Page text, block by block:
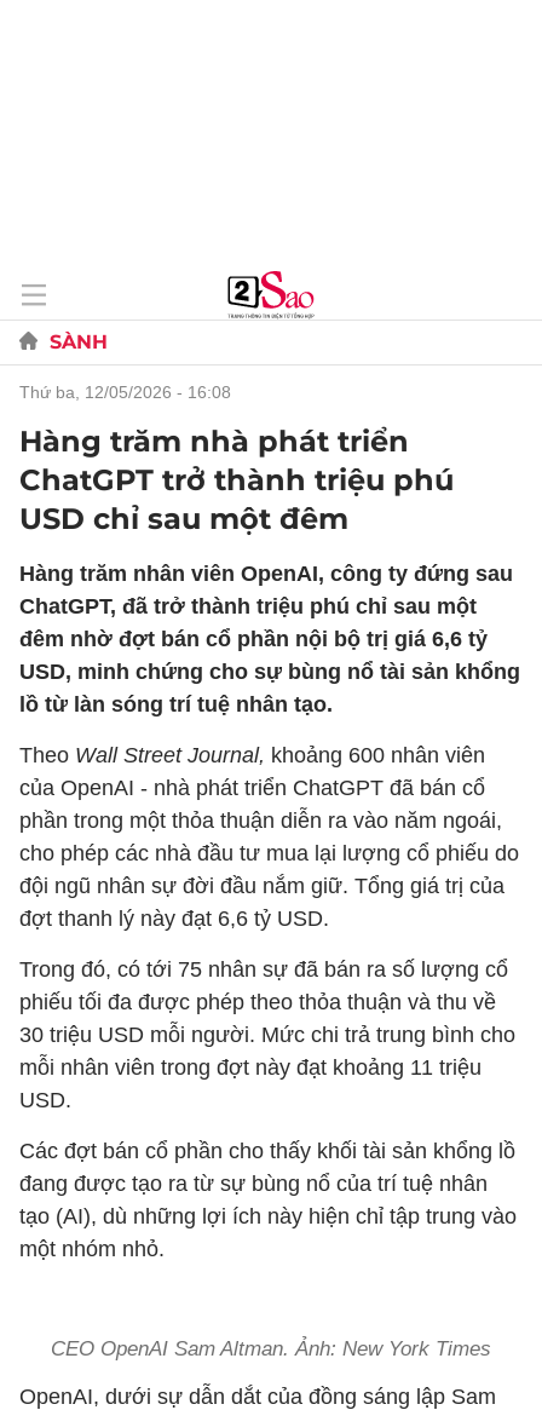
SÀNH
thứ ba, 12/05/2026 - 16:08
Hàng trăm nhà phát triển
ChatGPT trở thành triệu phú
USD chỉ sau một đêm
Hàng trăm nhân viên OpenAI, công ty đứng sau
ChatGPT, đã trở thành triệu phú chỉ sau một
đêm nhờ đợt bán cổ phần nội bộ trị giá 6,6 tỷ
USD, minh chứng cho sự bùng nổ tài sản khổng
lồ từ làn sóng trí tuệ nhân tạo.
Theo Wall Street Journal, khoảng 600 nhân viên
của OpenAI - nhà phát triển ChatGPT đã bán cổ
phần trong một thỏa thuận diễn ra vào năm ngoái,
cho phép các nhà đầu tư mua lại lượng cổ phiếu do
đội ngũ nhân sự đời đầu nắm giữ. Tổng giá trị của
đợt thanh lý này đạt 6,6 tỷ USD.
Trong đó, có tới 75 nhân sự đã bán ra số lượng cổ
phiếu tối đa được phép theo thỏa thuận và thu về
30 triệu USD mỗi người. Mức chi trả trung bình cho
mỗi nhân viên trong đợt này đạt khoảng 11 triệu
USD.
Các đợt bán cổ phần cho thấy khối tài sản khổng lồ
đang được tạo ra từ sự bùng nổ của trí tuệ nhân
tạo (AI), dù những lợi ích này hiện chỉ tập trung vào
một nhóm nhỏ.
CEO OpenAI Sam Altman. Ảnh: New York Times
OpenAI, dưới sự dẫn dắt của đồng sáng lập Sam